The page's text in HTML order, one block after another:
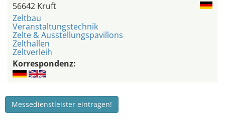
56642 Kruft
Zeltbau
Veranstaltungstechnik
Zelte & Ausstellungspavillons
Zelthallen
Zeltverleih
Korrespondenz:
Messedienstleister eintragen!